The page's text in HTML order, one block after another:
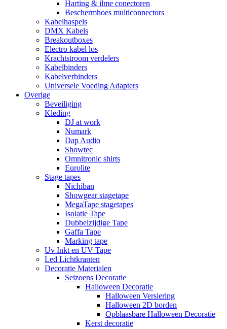
Harting & ilme conectoren
Beschermhoes multiconnectors
Kabelhaspels
DMX Kabels
Breakoutboxes
Electro kabel los
Krachtstroom verdelers
Kabelbinders
Kabelverbinders
Universele Voeding Adapters
Overige
Beveiliging
Kleding
DJ at work
Numark
Dap Audio
Showtec
Omnitronic shirts
Eurolite
Stage tapes
Nichiban
Showgear stagetape
MegaTape stagetapes
Isolatie Tape
Dubbelzijdige Tape
Gaffa Tape
Marking tape
Uv Inkt en UV Tape
Led Lichtkranten
Decoratie Materialen
Seizoens Decoratie
Halloween Decoratie
Halloween Versiering
Halloween 2D borden
Opblaasbare Halloween Decoratie
Kerst decoratie